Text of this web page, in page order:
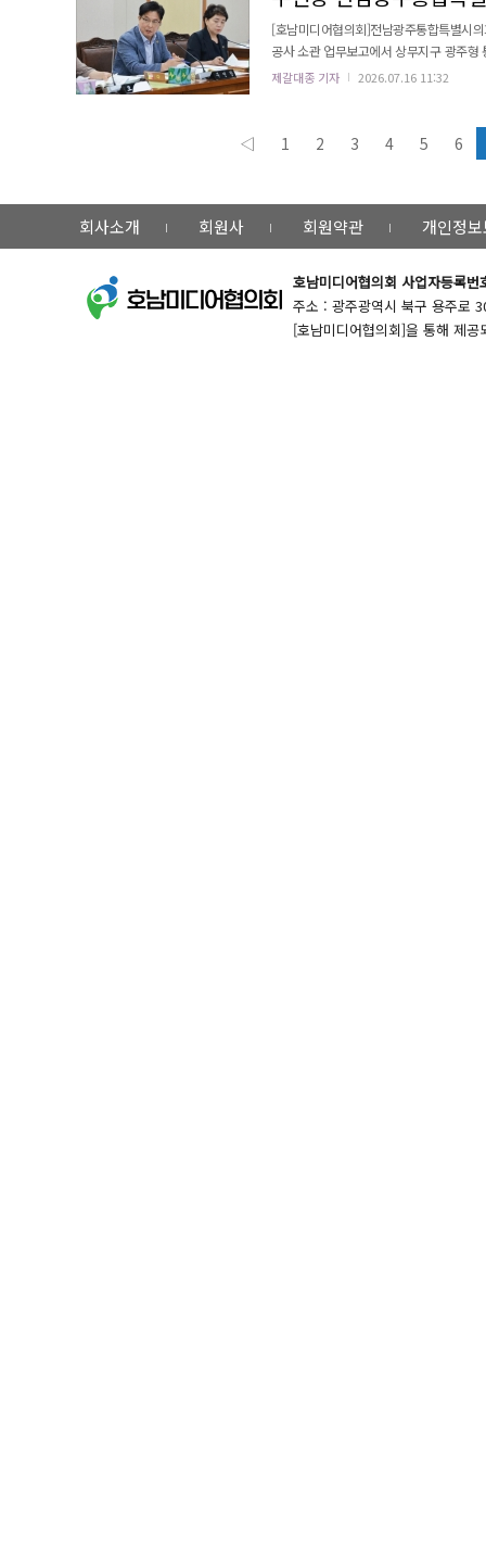
[호남미디어협의회]전남광주통합특별시
공사 소관 업무보고에서 상무지구 광주
주택 시민의 입주에 차질이 발생하지 않도록 철저한 공정관리를
제갈대종 기자 2026.07.16 11:32
◁ 1 2 3 4 5 6
회사소개 회원사 회원약관 개인정
호남미디어협의회 사업자등록
주소 : 광주광역시 북구 용주
[호남미디어협의회]을 통해 제